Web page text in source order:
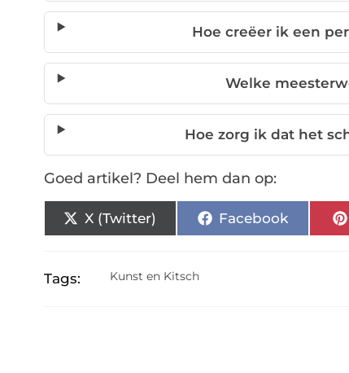
Hoe creëer ik een
Welke
Hoe zorg ik dat het
Goed artikel? Deel hem dan op:
X (Twitter) Facebook
Tags: Kunst en Kitsch